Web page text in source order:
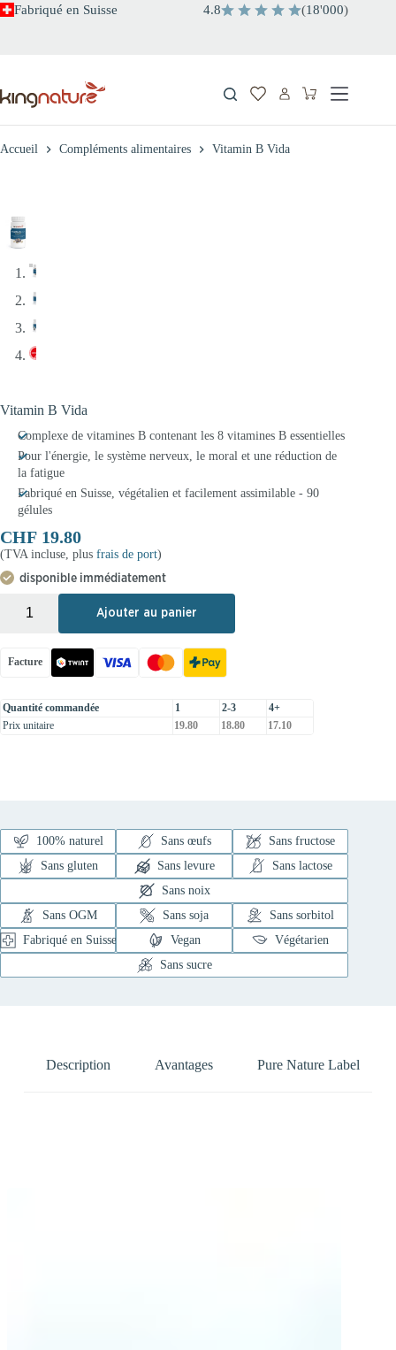
Passer
Fabriqué en Suisse 4.8 (18'000)
Panier
Accueil Compléments alimentaires Vitamin B Vida
Vitamin B Vida
Complexe de vitamines B contenant les 8 vitamines B essentielles
Pour l'énergie, le système nerveux, le moral et une réduction de
la fatigue
Fabriqué en Suisse, végétalien et facilement assimilable - 90
gélules
CHF 19.80
(TVA incluse, plus frais de port)
disponible immédiatement
Ajouter au panier
Facture
Quantité commandée 1 2-3
4+
Prix unitaire
19.80 18.80 17.10
100% naturel Sans œufs
Sans fructose
Sans gluten
Sans levure
Sans lactose
Sans noix
Sans OGM
Sans soja
Sans sorbitol
Fabriqué en Suisse
Vegan
Végétarien
Sans sucre
Description Avantages Pure Nature Label